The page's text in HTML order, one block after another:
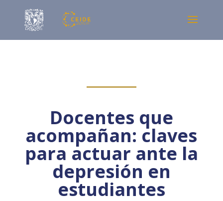
Docentes que
acompañan: claves
para actuar ante la
depresión en
estudiantes